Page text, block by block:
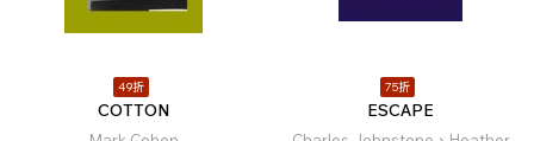
49折
COTTON
75折
ESCAPE